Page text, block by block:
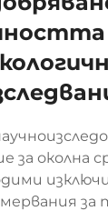
за околна
за